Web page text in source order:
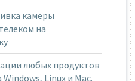
камеры
на
любых продуктов
Linux и Mac.